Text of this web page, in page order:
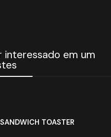
em um
TOASTER